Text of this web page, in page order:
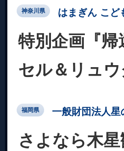
神奈川県 はまぎん こど
特別企画『
セル＆リュ
福岡県 一般財団法人
さよなら木